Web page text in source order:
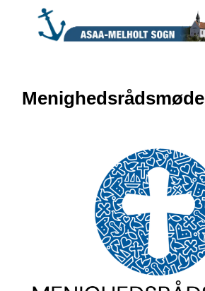
Menighedsrådsmøde